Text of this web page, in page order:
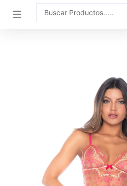
Search
...